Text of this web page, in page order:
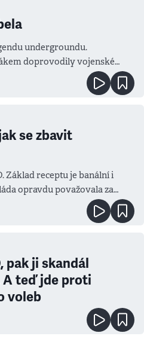
undergroundu.
doprovodily vojenské
se zbavit
Základ receptu je banální i
opravdu považovala za
pak ji skandál
teď jde proti
voleb